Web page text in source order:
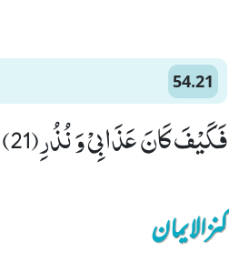
54.21
فَكَیْفَ كَانَ عَذَابِیْ وَ نُذُرِ(21)
کنزالایمان